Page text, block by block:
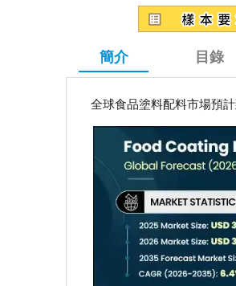
簡介 目錄
全球食品塗料配料市場預